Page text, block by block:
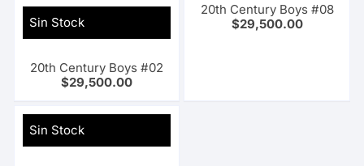
Sin Stock
20th Century Boys #02
$29,500.00
20th Century Boys #08
$29,500.00
Sin Stock